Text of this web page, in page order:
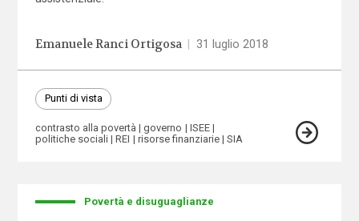
Emanuele Ranci Ortigosa 31 luglio 2018
Punti di vista
contrasto alla povertà governo
ISEE
politiche sociali
REI risorse finanziarie SIA
Povertà e disuguaglianze